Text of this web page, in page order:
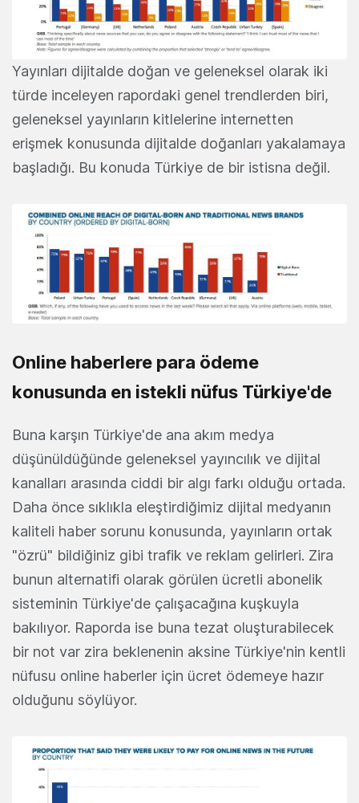
Yayınları dijitalde doğan ve geleneksel olarak iki
türde inceleyen rapordaki genel trendlerden biri,
geleneksel yayınların kitlelerine internetten
erişmek konusunda dijitalde doğanları yakalamaya
başladığı. Bu konuda Türkiye de bir istisna değil.
Online haberlere para ödeme
konusunda en istekli nüfus Türkiye'de
Buna karşın Türkiye'de ana akım medya
düşünüldüğünde geleneksel yayıncılık ve dijital
kanalları arasında ciddi bir algı farkı olduğu ortada.
Daha önce sıklıkla eleştirdiğimiz dijital medyanın
kaliteli haber sorunu konusunda, yayınların ortak
"özrü" bildiğiniz gibi trafik ve reklam gelirleri. Zira
bunun alternatifi olarak görülen ücretli abonelik
sisteminin Türkiye'de çalışacağına kuşkuyla
bakılıyor. Raporda ise buna tezat oluşturabilecek
bir not var zira beklenenin aksine Türkiye'nin kentli
nüfusu online haberler için ücret ödemeye hazır
olduğunu söylüyor.